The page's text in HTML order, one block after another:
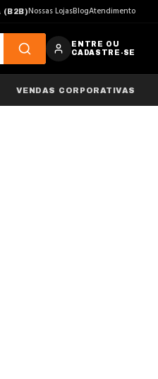
(B2B)Nossas LojasBlogAtendimento
ENTRE OU
CADASTRE-SE
VENDAS CORPORATIVAS